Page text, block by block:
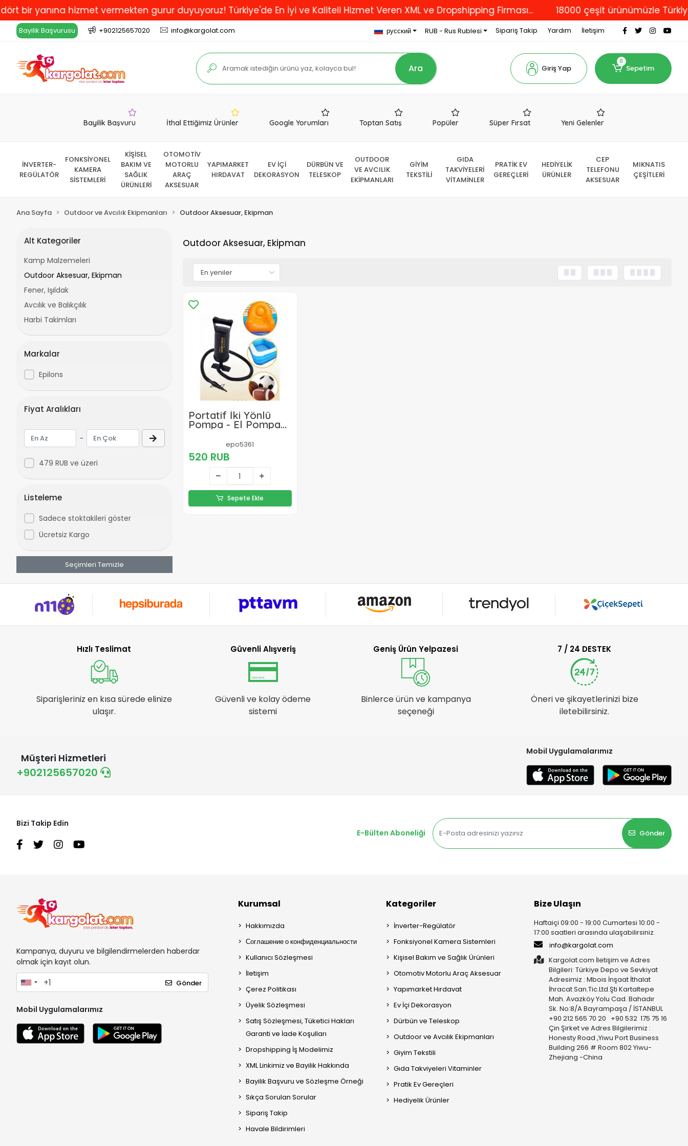
yanına hizmet vermekten gurur duyuyoruz! Türkiye'de En İyi ve Kaliteli Hizmet Veren XML ve Dropshipping Firması... 18000 çeşit ürünümüzle
Bayilik Başvurusu +902125657020 info@kargolat.com русский RUB - Rus Rublesi Sipariş Takip Yardım İletişim
Ara Giriş Yap
0
Sepetim
Bayilik Başvuru İthal Ettiğimiz Ürünler Google Yorumları Toptan Satış Popüler Süper Fırsat Yeni Gelenler
İNVERTER-
REGÜLATÖR
FONKSİYONEL
KAMERA
SİSTEMLERİ
KİŞİSEL
BAKIM VE
SAĞLIK
ÜRÜNLERİ
OTOMOTİV
MOTORLU
ARAÇ
AKSESUAR
YAPIMARKET
HIRDAVAT
EV İÇİ
DEKORASYON
DÜRBÜN VE
TELESKOP
OUTDOOR
VE AVCILIK
EKİPMANLARI
GİYİM
TEKSTİLİ
GIDA
TAKVİYELERİ
VİTAMİNLER
PRATİK EV
GEREÇLERİ
HEDİYELİK
ÜRÜNLER
CEP
TELEFONU
AKSESUAR
MIKNATIS
ÇEŞİTLERİ
Ana Sayfa Outdoor ve Avcılık Ekipmanları Outdoor Aksesuar, Ekipman
Alt Kategoriler
Kamp Malzemeleri
Outdoor Aksesuar, Ekipman
Fener, Işıldak
Avcılık ve Balıkçılık
Harbi Takimları
Markalar
Epilons
Fiyat Aralıkları
-
479 RUB ve üzeri
Listeleme
Sadece stoktakileri göster
Ücretsiz Kargo
Seçimleri Temizle
Outdoor Aksesuar, Ekipman
Portatif İki Yönlü
Pompa - El Pompası
- Şişirme Boşaltama
Pompasıepo5361
520 RUB
Sepete Ekle
Hızlı Teslimat
Siparişleriniz en kısa sürede elinize
ulaşır.
Güvenli Alışveriş
Güvenli ve kolay ödeme
sistemi
Geniş Ürün Yelpazesi
Binlerce ürün ve kampanya
seçeneği
7 / 24 DESTEK
Öneri ve şikayetlerinizi bize
iletebilirsiniz.
Müşteri Hizmetleri
+902125657020
Mobil Uygulamalarımız
Bizi Takip Edin
E-Bülten Aboneliği
Gönder
Kampanya, duyuru ve bilgilendirmelerden haberdar
olmak için kayıt olun.
Gönder
Mobil Uygulamalarımız
Kurumsal
Hakkımızda
Соглашение о конфиденциальности
Kullanıcı Sözleşmesi
İletişim
Çerez Politikası
Üyelik Sözleşmesi
Satış Sözleşmesi, Tüketici Hakları
Garanti ve İade Koşulları
Dropshipping İş Modelimiz
XML Linkimiz ve Bayilik Hakkında
Bayilik Başvuru ve Sözleşme Örneği
Sıkça Sorulan Sorular
Sipariş Takip
Havale Bildirimleri
Kategoriler
İnverter-Regülatör
Fonksiyonel Kamera Sistemleri
Kişisel Bakım ve Sağlık Ürünleri
Otomotiv Motorlu Araç Aksesuar
Yapımarket Hırdavat
Ev İçi Dekorasyon
Dürbün ve Teleskop
Outdoor ve Avcılık Ekipmanları
Giyim Tekstili
Gıda Takviyeleri Vitaminler
Pratik Ev Gereçleri
Hediyelik Ürünler
Bize Ulaşın
Haftaiçi 09:00 - 19:00 Cumartesi 10:00 -
17:00 saatleri arasında ulaşabilirsiniz.
info@kargolat.com
Kargolat.com İletişim ve Adres
Bilgileri: Türkiye Depo ve Sevkiyat
Adresimiz : Mbois İnşaat İthalat
İhracat San.Tic.Ltd.Şti Kartaltepe
Mah. Avazköy Yolu Cad. Bahadır
Sk. No:8/A Bayrampaşa / İSTANBUL
+90 212 565 70 20 +90 532 175 75 16
Çin Şirket ve Adres Bilgilerimiz :
Honesty Road ,Yiwu Port Business
Building 266 # Room 802 Yiwu-
Zhejiang -China